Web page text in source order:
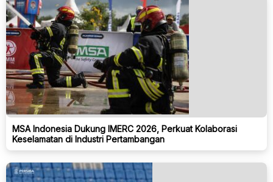
MSA Indonesia Dukung IMERC 2026, Perkuat Kolaborasi
Keselamatan di Industri Pertambangan